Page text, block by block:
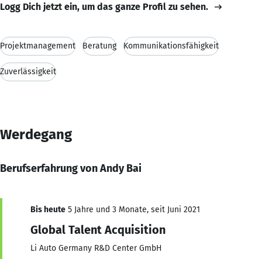
Logg Dich jetzt ein, um das ganze Profil zu sehen.
Projektmanagement Beratung Kommunikationsfähigkeit
Zuverlässigkeit
Werdegang
Berufserfahrung von Andy Bai
Bis heute 5 Jahre und 3 Monate, seit Juni 2021
Global Talent Acquisition
Li Auto Germany R&D Center GmbH